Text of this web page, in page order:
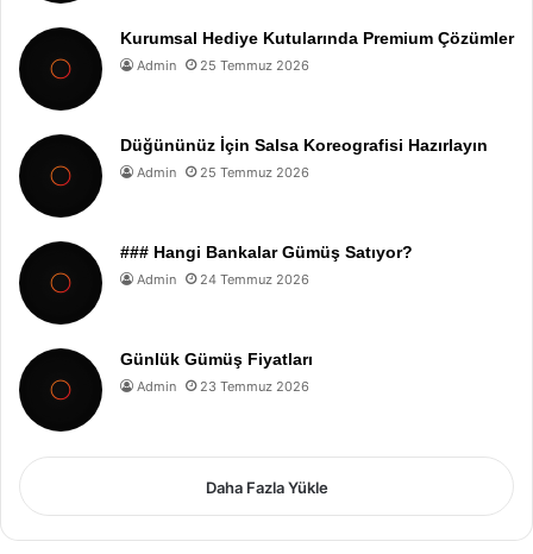
Kurumsal Hediye Kutularında Premium Çözümler
Admin 25 Temmuz 2026
Düğününüz İçin Salsa Koreografisi Hazırlayın
Admin 25 Temmuz 2026
### Hangi Bankalar Gümüş Satıyor?
Admin 24 Temmuz 2026
Günlük Gümüş Fiyatları
Admin 23 Temmuz 2026
Daha Fazla Yükle